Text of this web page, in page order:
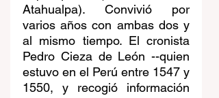
Atahualpa). Convivió por
varios años con ambas dos y
al mismo tiempo. El cronista
Pedro Cieza de León --quien
estuvo en el Perú entre 1547 y
1550, y recogió información